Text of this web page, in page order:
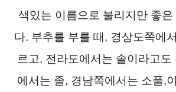
색있는 이름으로 불리지만 좋은
다. 부추를 부를 때, 경상도쪽에
르고, 전라도에서는 솔이라고도
에서는 졸, 경남쪽에서는 소풀,